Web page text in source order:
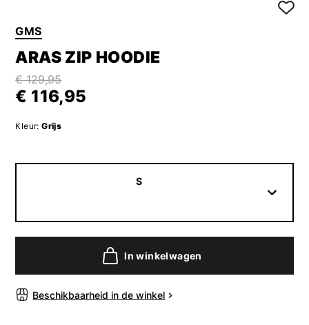
GMS
ARAS ZIP HOODIE
€ 129,95
€ 116,95
Kleur: Grijs
S
In winkelwagen
Beschikbaarheid in de winkel